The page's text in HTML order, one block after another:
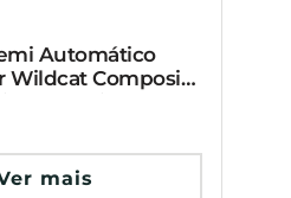
Automático
Wildcat Composite
mais